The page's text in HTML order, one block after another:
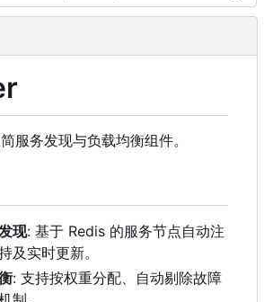
服务发现与负载均衡组件。
现: 基于 Redis 的服务节点自动注
及实时更新。
: 支持按权重分配、自动剔除故障